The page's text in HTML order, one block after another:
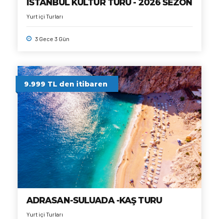
İSTANBUL KÜLTÜR TURU - 2026 SEZON
Yurt içi Turları
3 Gece 3 Gün
9.999 TL den itibaren
ADRASAN-SULUADA -KAŞ TURU
Yurt içi Turları